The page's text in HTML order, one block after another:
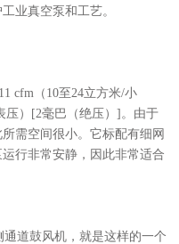
业真空泵和工艺。
cfm（10至24立方米/小
压）[2毫巴（绝压）]。由于
需空间很小。它标配有细网
行非常安静，因此非常适合
通道鼓风机，就是这样的一个